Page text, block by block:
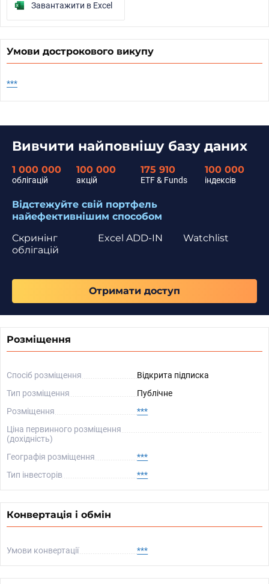
Завантажити в Excel
Умови дострокового викупу
***
Вивчити найповнішу базу даних
1 000 000
облігацій
100 000
акцій
175 910
ETF & Funds
100 000
індексів
Відстежуйте свій портфель
найефективнішим способом
Скринінг
облігацій
Watchlist
Excel ADD-IN
Отримати доступ
Розміщення
Спосіб розміщення
Відкрита підписка
Тип розміщення
Публічне
Розміщення
***
Ціна первинного розміщення
(дохідність)
Географія розміщення
***
Тип інвесторів
***
Конвертація і обмін
Умови конвертації ***